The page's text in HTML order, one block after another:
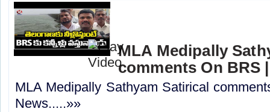
MLA Medipally
comments On BRS
MLA Medipally Sathyam Satirical
News.....»»